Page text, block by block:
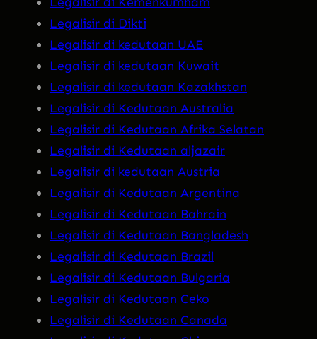
Legalisir di Dikti
Legalisir di kedutaan UAE
Legalisir di kedutaan Kuwait
Legalisir di kedutaan Kazakhstan
Legalisir di Kedutaan Australia
Legalisir di Kedutaan Afrika Selatan
Legalisir di Kedutaan aljazair
Legalisir di kedutaan Austria
Legalisir di Kedutaan Argentina
Legalisir di Kedutaan Bahrain
Legalisir di Kedutaan Bangladesh
Legalisir di Kedutaan Brazil
Legalisir di Kedutaan Bulgaria
Legalisir di Kedutaan Ceko
Legalisir di Kedutaan Canada